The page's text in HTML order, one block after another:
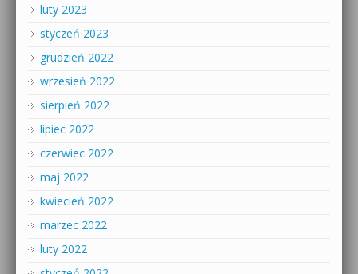
luty 2023
styczeń 2023
grudzień 2022
wrzesień 2022
sierpień 2022
lipiec 2022
czerwiec 2022
maj 2022
kwiecień 2022
marzec 2022
luty 2022